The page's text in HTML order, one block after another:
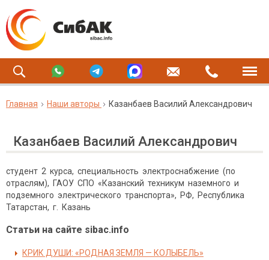
Главная Наши авторы Казанбаев Василий Александрович
Казанбаев Василий Александрович
студент 2 курса, специальность электроснабжение (по
отраслям), ГАОУ СПО «Казанский техникум наземного и
подземного электрического транспорта», РФ, Республика
Татарстан, г. Казань
Статьи на сайте sibac.info
КРИК ДУШИ: «РОДНАЯ ЗЕМЛЯ — КОЛЫБЕЛЬ»